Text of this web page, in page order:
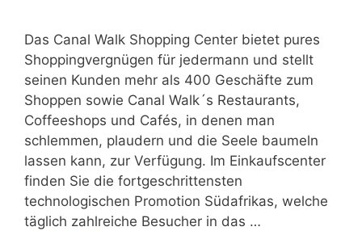
Das Canal Walk Shopping Center bietet pures
Shoppingvergnügen für jedermann und stellt
seinen Kunden mehr als 400 Geschäfte zum
Shoppen sowie Canal Walk´s Restaurants,
Coffeeshops und Cafés, in denen man
schlemmen, plaudern und die Seele baumeln
lassen kann, zur Verfügung. Im Einkaufscenter
finden Sie die fortgeschrittensten
technologischen Promotion Südafrikas, welche
täglich zahlreiche Besucher in das …